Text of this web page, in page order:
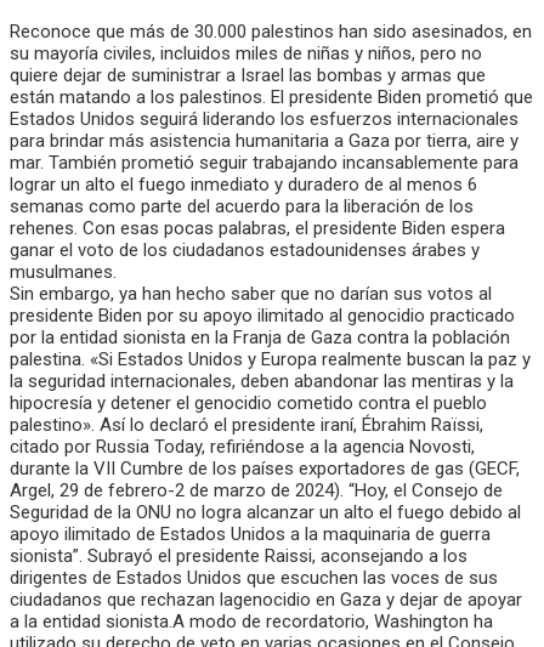
Reconoce que más de 30.000 palestinos han sido asesinados, en
su mayoría civiles, incluidos miles de niñas y niños, pero no
quiere dejar de suministrar a Israel las bombas y armas que
están matando a los palestinos. El presidente Biden prometió que
Estados Unidos seguirá liderando los esfuerzos internacionales
para brindar más asistencia humanitaria a Gaza por tierra, aire y
mar. También prometió seguir trabajando incansablemente para
lograr un alto el fuego inmediato y duradero de al menos 6
semanas como parte del acuerdo para la liberación de los
rehenes. Con esas pocas palabras, el presidente Biden espera
ganar el voto de los ciudadanos estadounidenses árabes y
musulmanes.
Sin embargo, ya han hecho saber que no darían sus votos al
presidente Biden por su apoyo ilimitado al genocidio practicado
por la entidad sionista en la Franja de Gaza contra la población
palestina. «Si Estados Unidos y Europa realmente buscan la paz y
la seguridad internacionales, deben abandonar las mentiras y la
hipocresía y detener el genocidio cometido contra el pueblo
palestino». Así lo declaró el presidente iraní, Ébrahim Raïssi,
citado por Russia Today, refiriéndose a la agencia Novosti,
durante la VII Cumbre de los países exportadores de gas (GECF,
Argel, 29 de febrero-2 de marzo de 2024). “Hoy, el Consejo de
Seguridad de la ONU no logra alcanzar un alto el fuego debido al
apoyo ilimitado de Estados Unidos a la maquinaria de guerra
sionista”. Subrayó el presidente Raissi, aconsejando a los
dirigentes de Estados Unidos que escuchen las voces de sus
ciudadanos que rechazan lagenocidio en Gaza y dejar de apoyar
a la entidad sionista.A modo de recordatorio, Washington ha